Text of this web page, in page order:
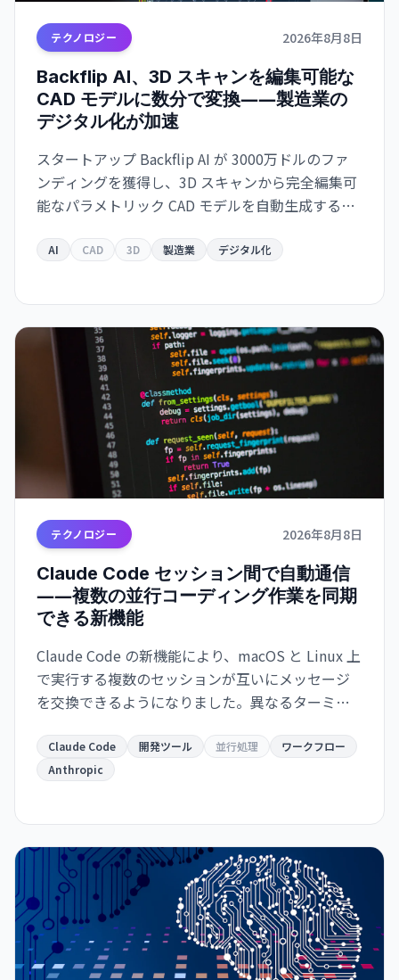
テクノロジー 2026年8月8日
Backflip AI、3D スキャンを編集可能な
CAD モデルに数分で変換――製造業の
デジタル化が加速
スタートアップ Backflip AI が 3000万ドルのファ
ンディングを獲得し、3D スキャンから完全編集可
能なパラメトリック CAD モデルを自動生成するソ
で、従来は何時間もかかっていた作業が数分に短
AI CAD 3D 製造業 デジタル化
テクノロジー 2026年8月8日
Claude Code セッション間で自動通信
――複数の並行コーディング作業を同期
できる新機能
Claude Code の新機能により、macOS と Linux 上
で実行する複数のセッションが互いにメッセージ
を交換できるようになりました。異なるターミナ
し、開発ワークフローが大幅に効率化されます。
Claude Code 開発ツール 並行処理
ワークフロー
Anthropic